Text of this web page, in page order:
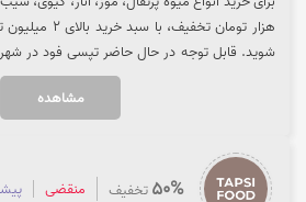
هزار تومان
شوید. قابل توجه در حال حاضر تپسی فود در
است. جهت استفاده از تخفیف تپسی فود، روی
مشاهده
50% تخفیف منقضی